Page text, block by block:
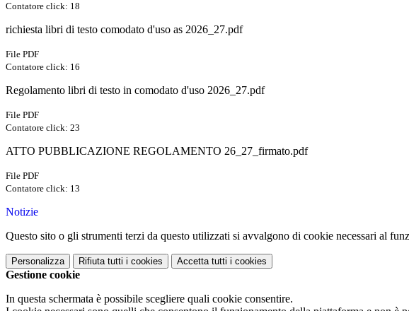
Contatore click: 18
richiesta libri di testo comodato d'uso as 2026_27.pdf
File PDF
Contatore click: 16
Regolamento libri di testo in comodato d'uso 2026_27.pdf
File PDF
Contatore click: 23
ATTO PUBBLICAZIONE REGOLAMENTO 26_27_firmato.pdf
File PDF
Contatore click: 13
Notizie
Questo sito o gli strumenti terzi da questo utilizzati si avvalgono di cookie necessari al
Personalizza Rifiuta tutti i cookies Accetta tutti i cookies
Gestione cookie
In questa schermata è possibile scegliere quali cookie consentire.